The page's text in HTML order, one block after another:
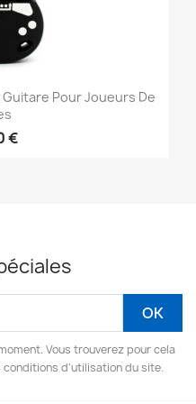
Guitare Pour Joueurs De
€
Vous trouverez pour cela
d'utilisation du site.